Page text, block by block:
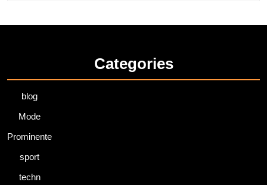
Categories
blog
Mode
Prominente
sport
techn